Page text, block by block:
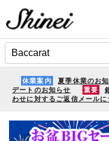
休業案内 夏季休業のお
デートのお知らせ
重要
わせに対するご返信メールに